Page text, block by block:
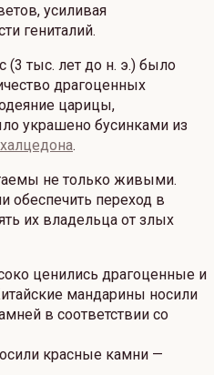
усиливая
гениталий.
(3 тыс. лет до н. э.) было
драгоценных
царицы,
украшено бусинками из
халцедона.
не только живыми.
переход в
их владельца от злых
ценились драгоценные и
мандарины носили
в соответствии со
красные камни —